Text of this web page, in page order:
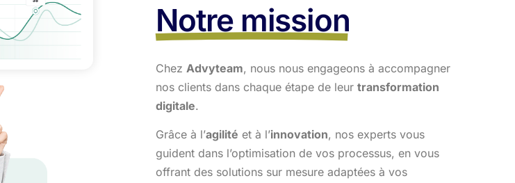
Notre mission
Chez Advyteam, nous nous engageons à accompagner
nos clients dans chaque étape de leur transformation
digitale.
Grâce à l’agilité et à l’innovation, nos experts vous
guident dans l’optimisation de vos processus, en vous
offrant des solutions sur mesure adaptées à vos